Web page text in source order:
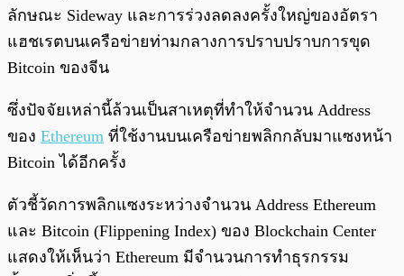
ลักษณะ Sideway และการร่วงลดลงครั้งใหญ่ของอัตรา
แฮชเรตบนเครือข่ายท่ามกลางการปราบปราบการขุด
Bitcoin ของจีน
ซึ่งปัจจัยเหล่านี้ล้วนเป็นสาเหตุที่ทำให้จำนวน Address
ของ Ethereum ที่ใช้งานบนเครือข่ายพลิกกลับมาแซงหน้า
Bitcoin ได้อีกครั้ง
ตัวชี้วัดการพลิกแซงระหว่างจำนวน Address Ethereum
และ Bitcoin (Flippening Index) ของ Blockchain Center
แสดงให้เห็นว่า Ethereum มีจำนวนการทำธุรกรรม